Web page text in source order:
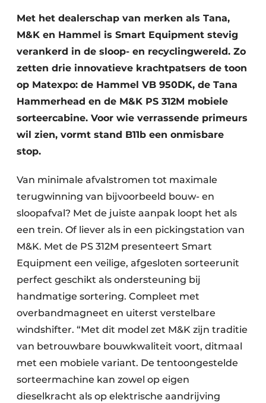
Met het dealerschap van merken als Tana,
M&K en Hammel is Smart Equipment stevig
verankerd in de sloop- en recyclingwereld. Zo
zetten drie innovatieve krachtpatsers de toon
op Matexpo: de Hammel VB 950DK, de Tana
Hammerhead en de M&K PS 312M mobiele
sorteercabine. Voor wie verrassende primeurs
wil zien, vormt stand B11b een onmisbare
stop.
Van minimale afvalstromen tot maximale
terugwinning van bijvoorbeeld bouw- en
sloopafval? Met de juiste aanpak loopt het als
een trein. Of liever als in een pickingstation van
M&K. Met de PS 312M presenteert Smart
Equipment een veilige, afgesloten sorteerunit
perfect geschikt als ondersteuning bij
handmatige sortering. Compleet met
overbandmagneet en uiterst verstelbare
windshifter. “Met dit model zet M&K zijn traditie
van betrouwbare bouwkwaliteit voort, ditmaal
met een mobiele variant. De tentoongestelde
sorteermachine kan zowel op eigen
dieselkracht als op elektrische aandrijving